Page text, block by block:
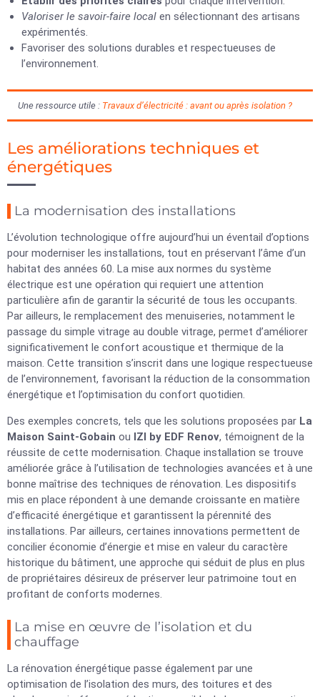
Valoriser le savoir-faire local en sélectionnant des artisans
expérimentés.
Favoriser des solutions durables et respectueuses de
l’environnement.
Une ressource utile : Travaux d’électricité : avant ou après isolation ?
Les améliorations techniques et
énergétiques
La modernisation des installations
L’évolution technologique offre aujourd’hui un éventail d’options
pour moderniser les installations, tout en préservant l’âme d’un
habitat des années 60. La mise aux normes du système
électrique est une opération qui requiert une attention
particulière afin de garantir la sécurité de tous les occupants.
Par ailleurs, le remplacement des menuiseries, notamment le
passage du simple vitrage au double vitrage, permet d’améliorer
significativement le confort acoustique et thermique de la
maison. Cette transition s’inscrit dans une logique respectueuse
de l’environnement, favorisant la réduction de la consommation
énergétique et l’optimisation du confort quotidien.
Des exemples concrets, tels que les solutions proposées par La
Maison Saint-Gobain ou IZI by EDF Renov, témoignent de la
réussite de cette modernisation. Chaque installation se trouve
améliorée grâce à l’utilisation de technologies avancées et à une
bonne maîtrise des techniques de rénovation. Les dispositifs
mis en place répondent à une demande croissante en matière
d’efficacité énergétique et garantissent la pérennité des
installations. Par ailleurs, certaines innovations permettent de
concilier économie d’énergie et mise en valeur du caractère
historique du bâtiment, une approche qui séduit de plus en plus
de propriétaires désireux de préserver leur patrimoine tout en
profitant de conforts modernes.
La mise en œuvre de l’isolation et du
chauffage
La rénovation énergétique passe également par une
optimisation de l’isolation des murs, des toitures et des